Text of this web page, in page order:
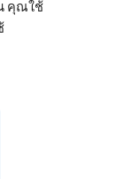
คุณใช้